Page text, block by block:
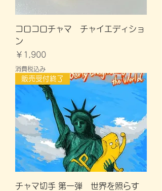
コロコロチャマ チャイエディショ
ン
価格
￥1,900
消費税込み
販売受付終了
チャマ切手 第一弾 世界を照らす